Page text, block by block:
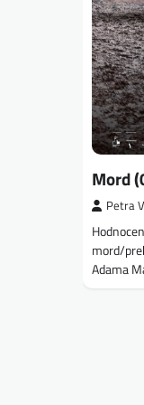
Mord
Petra
mord/
Adama